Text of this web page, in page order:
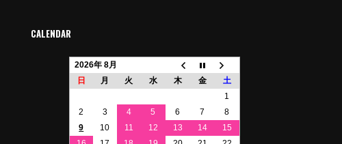
CALENDAR
2026年 8月
日
月 火 水 木 金
土
1
2
3 4 5 6 7
8
9
10 11 12 13 14
15